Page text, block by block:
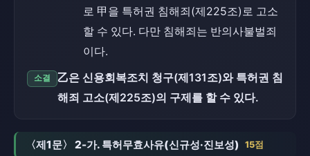
로 甲을 특허권 침해죄(제225조)로 고소
할 수 있다. 다만 침해죄는 반의사불벌죄
이다.
소결
乙은 신용회복조치 청구(제131조)와 특허권 침
해죄 고소(제225조)의 구제를 할 수 있다.
〈제1문〉 2-가. 특허무효사유(신규성·진보성) 15점